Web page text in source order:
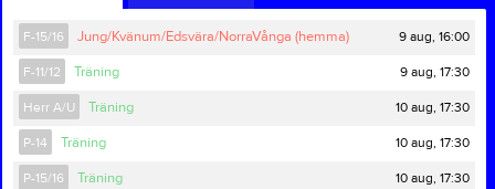
F-15/16 Jung/Kvänum/Edsvära/NorraVånga (hemma) 9 aug, 16:00
F-11/12 Träning 9 aug, 17:30
Herr A/U Träning 10 aug, 17:30
P-14 Träning 10 aug, 17:30
P-15/16 Träning 10 aug, 17:30